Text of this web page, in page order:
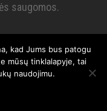
saugomos.
kad Jums bus patogu
mūsų tinklalapyje, tai
naudojimu.